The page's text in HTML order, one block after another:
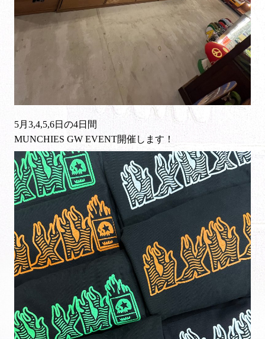
5月3,4,5,6日の4日間
MUNCHIES GW EVENT開催します！